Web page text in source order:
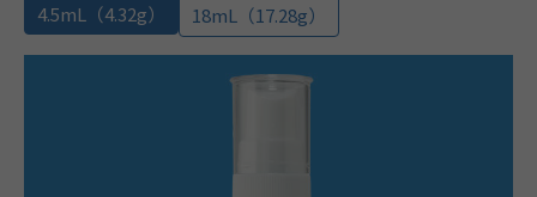
4.5mL（4.32g） 18mL（17.28g）